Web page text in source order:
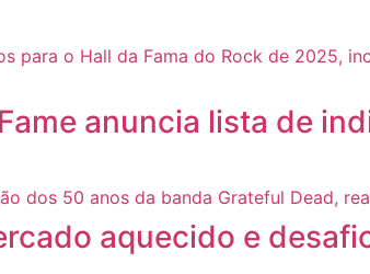
anuncia lista de
aquecido e